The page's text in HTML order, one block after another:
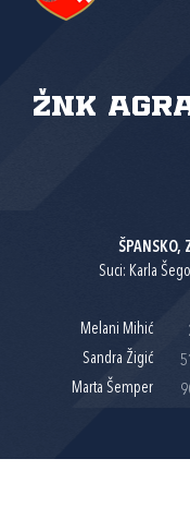
ŽNK
Suci: Karla
Melani Mihić
Sandra Žigić
Marta Šemper